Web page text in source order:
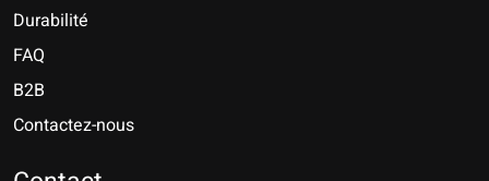
Durabilité
FAQ
B2B
Contactez-nous